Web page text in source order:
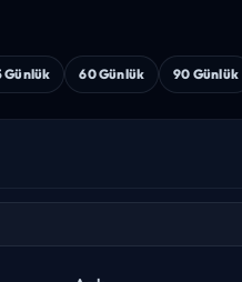
Günlük 60 Günlük 90 Günlük